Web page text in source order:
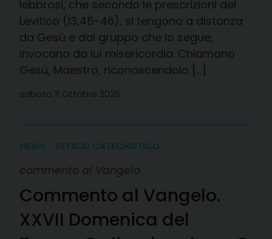
lebbrosi, che secondo le prescrizioni del
Levitico (13,45-46), si tengono a distanza
da Gesù e dal gruppo che lo segue,
invocano da lui misericordia. Chiamano
Gesù, Maestro, riconoscendolo […]
sabato 11 Ottobre 2025
NEWS UFFICIO CATECHISTICO
commento al Vangelo
Commento al Vangelo.
XXVII Domenica del